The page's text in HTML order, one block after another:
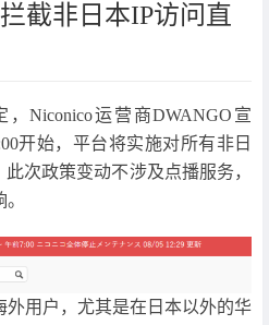
截非日本IP访问直
Niconico运营商DWANGO宣
开始，平台将实施对所有非日
次政策变动不涉及点播服务，
外用户，尤其是在日本以外的华